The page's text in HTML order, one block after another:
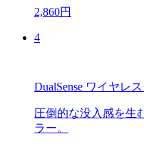
2,860円
4
DualSense ワイヤレ
圧倒的な没入感を生
ラー。